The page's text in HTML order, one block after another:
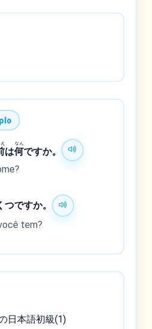
は何
なん
ですか。
つですか。
tem?
日本語初級(1)